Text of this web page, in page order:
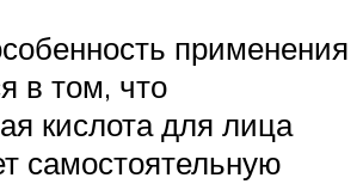
применения
в том, что
кислота для лица
самостоятельную